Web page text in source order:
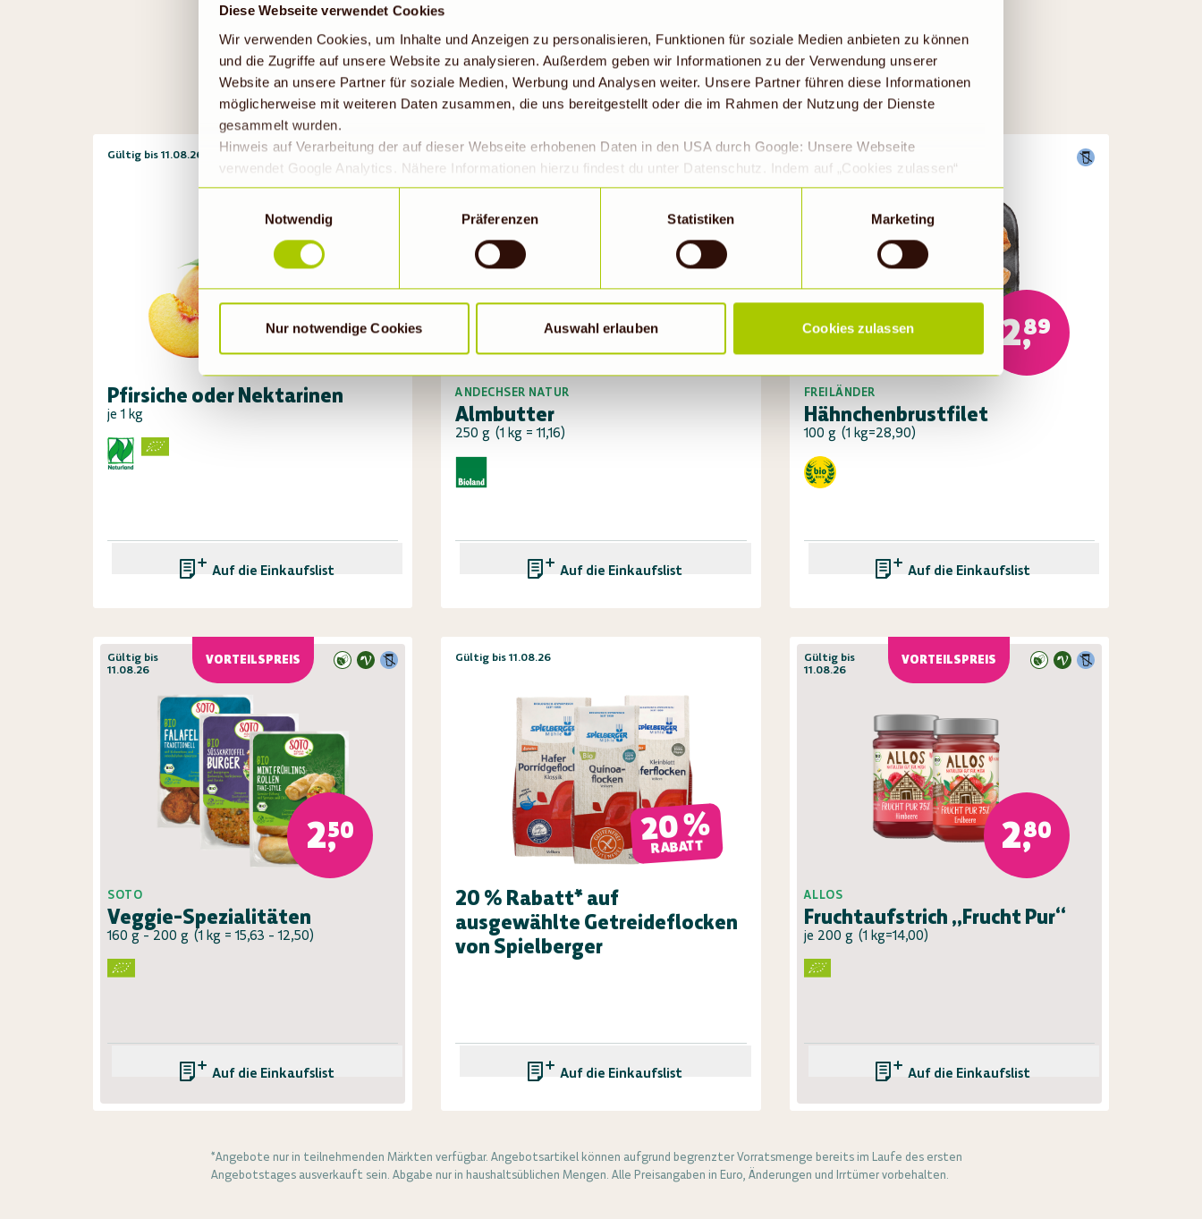
Diese Webseite verwendet Cookies
Wir verwenden Cookies, um Inhalte und Anzeigen zu personalisieren, Funktionen für soziale Medien anbieten zu können
und die Zugriffe auf unsere Website zu analysieren. Außerdem geben wir Informationen zu der Verwendung unserer
Website an unsere Partner für soziale Medien, Werbung und Analysen weiter. Unsere Partner führen diese Informationen
möglicherweise mit weiteren Daten zusammen, die uns bereitgestellt oder die im Rahmen der Nutzung der Dienste
gesammelt wurden.
Hinweis auf Verarbeitung der auf dieser Webseite erhobenen Daten in den USA durch Google: Unsere Webseite
verwendet Google Analytics. Nähere Informationen hierzu findest du unter Datenschutz. Indem auf „Cookies zulassen“
geklickt bzw. statistische Cookies erlaubt werden, wird zugleich gem. Art. 49 Abs. 1 S. 1 lit a DS-GVO eingewilligt, dass
die Daten in den USA verarbeitet werden. Die USA werden vom Europäischen Gerichtshof als ein Land mit einem nach
EU-Standards unzureichendem Datenschutzniveau eingeschätzt. Es besteht insbesondere das Risiko, dass die Daten
durch US-Behörden, zu Kontroll- und zu Überwachungszwecken, möglicherweise auch ohne Rechtsbehelfsmöglichkeiten,
Notwendig
Präferenzen Statistiken Marketing
Nur notwendige Cookies Auswahl erlauben Cookies zulassen
AKTUELLE ANGEBOTE
In deinem Biomarkt Garching gültig bis 11.08.2026
Gültig bis 11.08.26
4,99
Pfirsiche oder Nektarinen
je 1 kg
Auf die Einkaufsliste
Gültig bis 11.08.26
2,79
ANDECHSER NATUR
Almbutter
250 g (1 kg = 11,16)
Auf die Einkaufsliste
Gültig bis 11.08.26
2,89
FREILÄNDER
Hähnchenbrustfilet
100 g (1 kg=28,90)
Auf die Einkaufsliste
VORTEILSPREIS
Gültig bis
11.08.26
2,50
SOTO
Veggie-Spezialitäten
160 g - 200 g (1 kg = 15,63 - 12,50)
Auf die Einkaufsliste
Gültig bis 11.08.26
20 %
RABATT
20 % Rabatt* auf
ausgewählte Getreideflocken
von Spielberger
Auf die Einkaufsliste
VORTEILSPREIS
Gültig bis
11.08.26
2,80
ALLOS
Fruchtaufstrich „Frucht Pur“
je 200 g (1 kg=14,00)
Auf die Einkaufsliste
*Angebote nur in teilnehmenden Märkten verfügbar. Angebotsartikel können aufgrund begrenzter Vorratsmenge bereits im Laufe des ersten
Angebotstages ausverkauft sein. Abgabe nur in haushaltsüblichen Mengen. Alle Preisangaben in Euro, Änderungen und Irrtümer vorbehalten.